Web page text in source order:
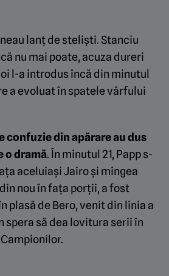
lanț de steliști. Stanciu
nu mai poate, acuza dureri
l-a introdus încă din minutul
a evoluat în spatele vârfului
confuzie din apărare au dus
o dramă. În minutul 21, Papp s-
aceluiași Jairo și mingea
nou în fața porții, a fost
plasă de Bero, venit din linia a
spera să dea lovitura serii în